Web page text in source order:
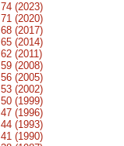
74 (2023)
71 (2020)
68 (2017)
65 (2014)
62 (2011)
59 (2008)
56 (2005)
53 (2002)
50 (1999)
47 (1996)
44 (1993)
41 (1990)